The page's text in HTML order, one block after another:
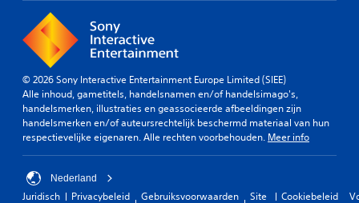
© 2026 Sony Interactive Entertainment Europe Limited (SIEE)
Alle inhoud, gametitels, handelsnamen en/of handelsimago's,
handelsmerken, illustraties en geassocieerde afbeeldingen zijn
handelsmerken en/of auteursrechtelijk beschermd materiaal van hun
respectievelijke eigenaren. Alle rechten voorbehouden. Meer info
Nederland
Juridisch Privacybeleid Gebruiksvoorwaarden Site Cookiebeleid